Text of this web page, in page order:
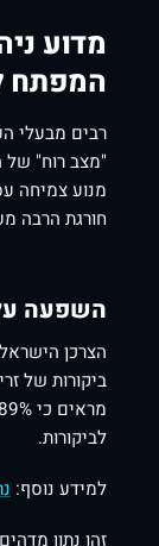
מדוע
המפתח
רבים מבעלי
"מצב רוח" של
מנוע צמיחה
חורגת הרבה
השפעה
הצרכן
ביקורות של
לביקורות.
למידע נוסף:
זהו נתון